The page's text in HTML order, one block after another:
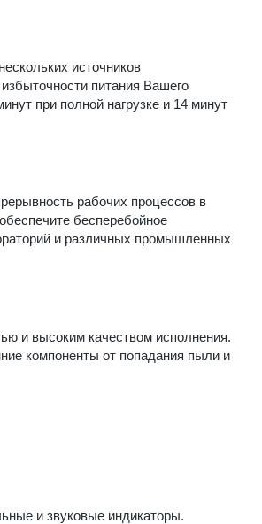
источников
питания Вашего
при полной нагрузке и 14 минут
рабочих процессов в
бесперебойное
и различных промышленных
и высоким качеством исполнения.
компоненты от попадания пыли и
и звуковые индикаторы.